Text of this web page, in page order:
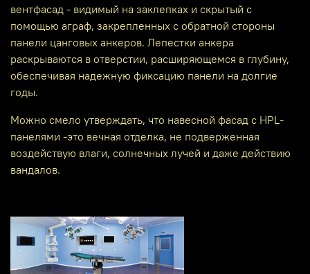
вентфасад - видимый на заклепках и скрытый с
помощью аграф, закрепленных с обратной стороны
панели цанговых анкеров. Лепестки анкера
раскрываются в отверстии, расширяющемся в глубину,
обеспечивая надежную фиксацию панели на долгие
годы.
Можно смело утверждать, что навесной фасад с HPL-
панелями -это вечная отделка, не подверженная
воздействую влаги, солнечных лучей и даже действию
вандалов.